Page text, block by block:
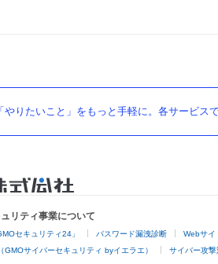
やりたいこと」をもっと手軽に。各サービス
リティ事業について
セキュリティ24」 パスワード漏洩診断 Webサイ
GMOサイバーセキュリティ byイエラエ） サイバー攻撃